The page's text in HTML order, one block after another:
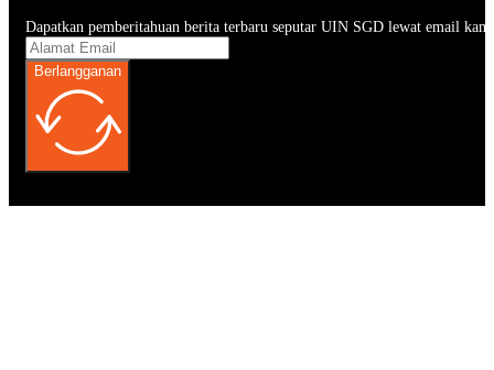
Dapatkan pemberitahuan berita terbaru seputar UIN SGD lewat email
Berlangganan